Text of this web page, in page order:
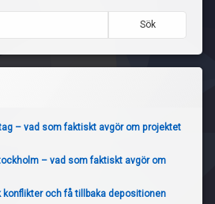
Sök
– vad som faktiskt avgör om projektet
– vad som faktiskt avgör om
konflikter och få tillbaka depositionen